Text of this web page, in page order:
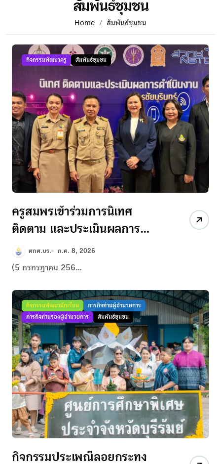
สัมพันธ์ชุมชน
Home สัมพันธ์ชุมชน
กิจกรรมพัฒนาครู สัมพันธ์ชุมชน
ครูสมพรเข้าร่วมการนิเทศ
ติดตาม และประเมินผลการ
จัดการเรียนรู้เด็กป่วยในโรง
พยาบาล ตามพระราชดำริฯ
ศกศ.บร. ก.ค. 8, 2026
(5 กรกรฎาคม 256...
กิจกรรมพัฒนานักเรียน
ภารกิจท่านผู้อำนวยการ
ภารกิจท่านรองผู้อำนวยการ
สัมพันธ์ชุมชน
กิจกรรมประเพณีลอยกระทง